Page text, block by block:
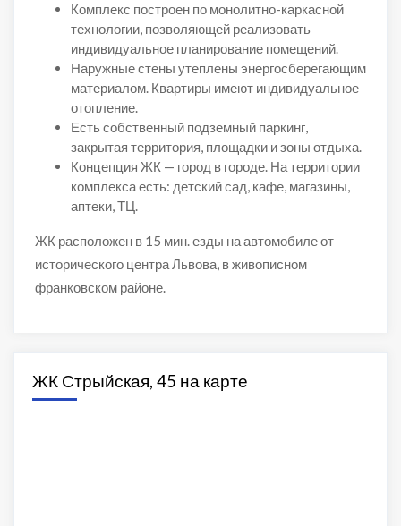
Комплекс построен по монолитно-каркасной
технологии, позволяющей реализовать
индивидуальное планирование помещений.
Наружные стены утеплены энергосберегающим
материалом. Квартиры имеют индивидуальное
отопление.
Есть собственный подземный паркинг,
закрытая территория, площадки и зоны отдыха.
Концепция ЖК — город в городе. На территории
комплекса есть: детский сад, кафе, магазины,
аптеки, ТЦ.
ЖК расположен в 15 мин. езды на автомобиле от
исторического центра Львова, в живописном
франковском районе.
ЖК Стрыйская, 45 на карте